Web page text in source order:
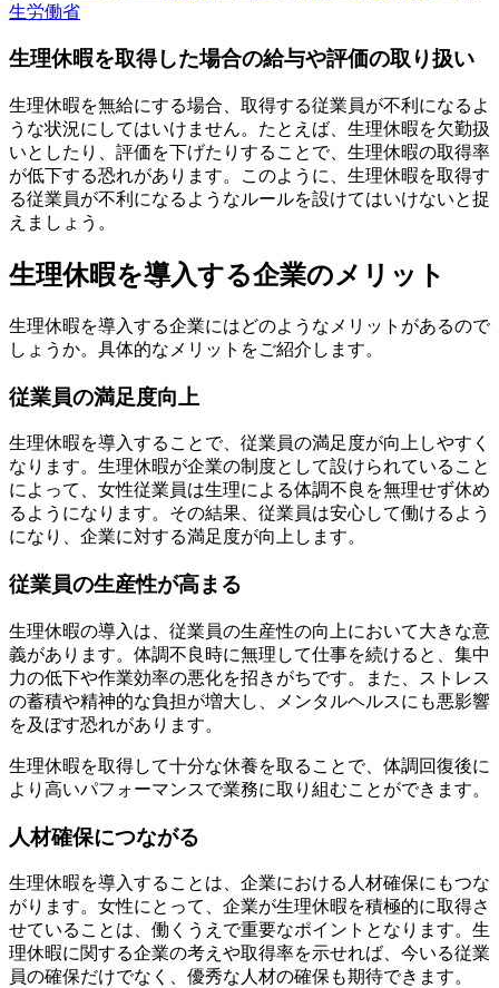
生労働省
生理休暇を取得した場合の給与や評価の取り扱い
生理休暇を無給にする場合、取得する従業員が不利になるよ
うな状況にしてはいけません。たとえば、生理休暇を欠勤扱
いとしたり、評価を下げたりすることで、生理休暇の取得率
が低下する恐れがあります。このように、生理休暇を取得す
る従業員が不利になるようなルールを設けてはいけないと捉
えましょう。
生理休暇を導入する企業のメリット
生理休暇を導入する企業にはどのようなメリットがあるので
しょうか。具体的なメリットをご紹介します。
従業員の満足度向上
生理休暇を導入することで、従業員の満足度が向上しやすく
なります。生理休暇が企業の制度として設けられていること
によって、女性従業員は生理による体調不良を無理せず休め
るようになります。その結果、従業員は安心して働けるよう
になり、企業に対する満足度が向上します。
従業員の生産性が高まる
生理休暇の導入は、従業員の生産性の向上において大きな意
義があります。体調不良時に無理して仕事を続けると、集中
力の低下や作業効率の悪化を招きがちです。また、ストレス
の蓄積や精神的な負担が増大し、メンタルヘルスにも悪影響
を及ぼす恐れがあります。
生理休暇を取得して十分な休養を取ることで、体調回復後に
より高いパフォーマンスで業務に取り組むことができます。
人材確保につながる
生理休暇を導入することは、企業における人材確保にもつな
がります。女性にとって、企業が生理休暇を積極的に取得さ
せていることは、働くうえで重要なポイントとなります。生
理休暇に関する企業の考えや取得率を示せれば、今いる従業
員の確保だけでなく、優秀な人材の確保も期待できます。